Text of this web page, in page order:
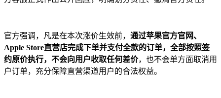
官方强调，凡是在本次涨价生效前， 通过苹果官方官网、
Apple Store直营店完成下单并支付全款的订单，全部按照签
约原价执行，不会向用户收取任何差价，也不会单方面取消用
户订单，充分保障直营渠道用户的合法权益。